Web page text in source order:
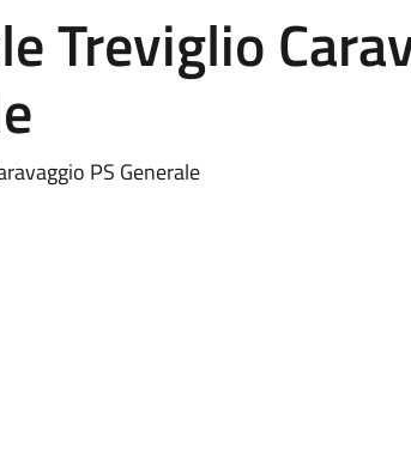
Treviglio
PS Generale